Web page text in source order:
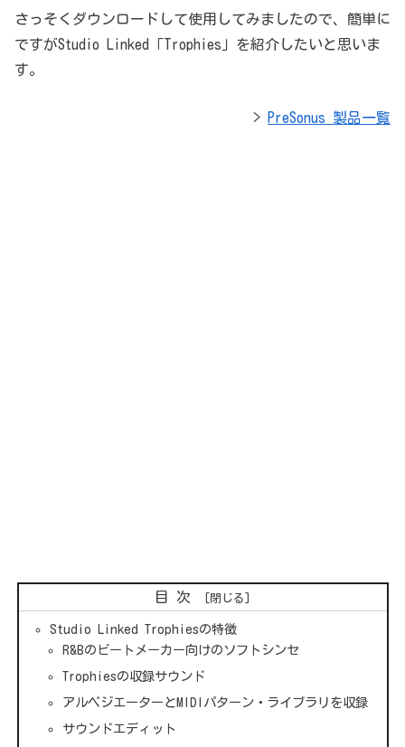
さっそくダウンロードして使用してみましたので、簡単に
ですがStudio Linked「Trophies」を紹介したいと思いま
す。
> PreSonus 製品一覧
目次
Studio Linked Trophiesの特徴
R&Bのビートメーカー向けのソフトシンセ
Trophiesの収録サウンド
アルペジエーターとMIDIパターン・ライブラリを収録
サウンドエディット